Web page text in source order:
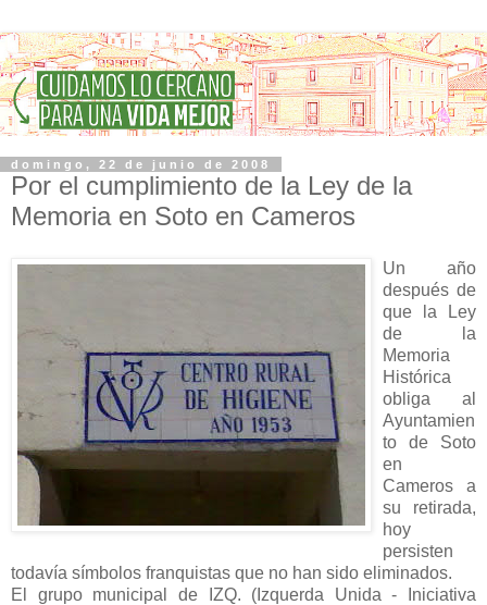
domingo, 22 de junio de 2008
Por el cumplimiento de la Ley de la
Memoria en Soto en Cameros
Un año
después de
que la Ley
de la
Memoria
Histórica
obliga al
Ayuntamien
to de Soto
en
Cameros a
su retirada,
hoy
persisten
todavía símbolos franquistas que no han sido eliminados.
El grupo municipal de IZQ. (Izquerda Unida - Iniciativa